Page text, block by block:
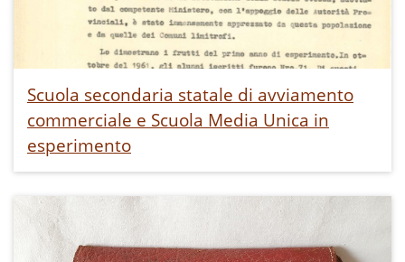
Scuola secondaria statale di avviamento
commerciale e Scuola Media Unica in
esperimento